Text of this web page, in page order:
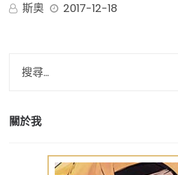
斯奧
2017-12-18
關於我